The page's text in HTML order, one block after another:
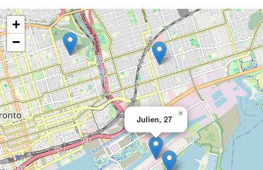
Julien, 27
×
+
−